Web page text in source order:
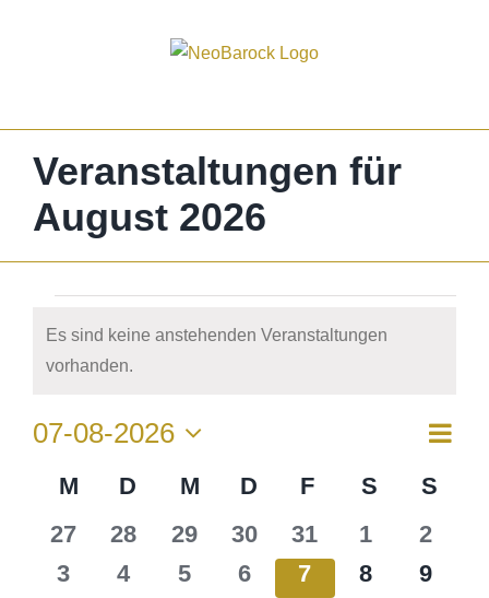
Veranstaltungen für
August 2026
Hinweis
Es sind keine anstehenden Veranstaltungen
vorhanden.
Monat
07-08-2026
wählen.
Kalender
von
M MONTAG
D DIENSTAG
M MITTWOCH
D DONNERSTAG
F FREITAG
S S
0
Veranstaltungen
27
0
Veranstaltungen
28
0
Veranstaltungen
29
0
Veranstaltungen
30
0
Veranstaltungen
31
0
1
0
2
0
3
0
4
0
5
0
6
0
7
0
8
0
9